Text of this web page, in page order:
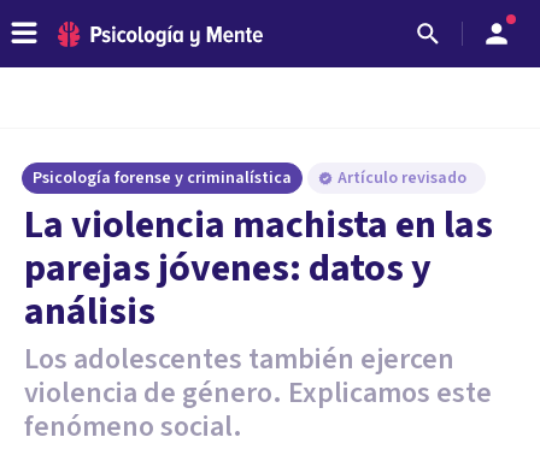
Psicología forense y criminalística Artículo revisado
La violencia machista en las
parejas jóvenes: datos y
análisis
Los adolescentes también ejercen
violencia de género. Explicamos este
fenómeno social.